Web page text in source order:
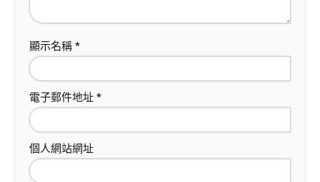
顯示名稱 *
電子郵件地址 *
個人網站網址